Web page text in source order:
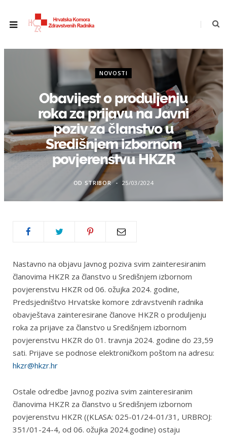
NOVOSTI
Obavijest o produljenju
roka za prijavu na Javni
poziv za članstvo u
Središnjem izbornom
povjerenstvu HKZR
OD STRIBOR 25/03/2024
Nastavno na objavu Javnog poziva svim zainteresiranim
članovima HKZR za članstvo u Središnjem izbornom
povjerenstvu HKZR od 06. ožujka 2024. godine,
Predsjedništvo Hrvatske komore zdravstvenih radnika
obavještava zainteresirane članove HKZR o produljenju
roka za prijave za članstvo u Središnjem izbornom
povjerenstvu HKZR do 01. travnja 2024. godine do 23,59
sati. Prijave se podnose elektroničkom poštom na adresu:
hkzr@hkzr.hr
Ostale odredbe Javnog poziva svim zainteresiranim
članovima HKZR za članstvo u Središnjem izbornom
povjerenstvu HKZR ((KLASA: 025-01/24-01/31, URBROJ:
351/01-24-4, od 06. ožujka 2024.godine) ostaju